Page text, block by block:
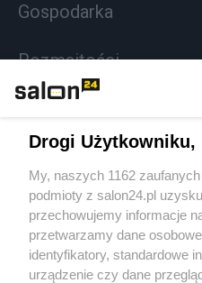
Gospodarka
Rozmaitości
Sport
Społeczeństwo
Kultura
Drogi Użytkowniku,
My, naszych 1162
podmioty z salon24.pl
przechowujemy informacje
przetwarzamy dane
identyfikatory, standardowe
urządzenie czy dane